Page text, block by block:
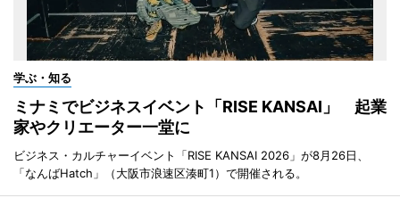
学ぶ・知る
ミナミでビジネスイベント「RISE KANSAI」 起業
家やクリエーター一堂に
ビジネス・カルチャーイベント「RISE KANSAI 2026」が8月26日、
「なんばHatch」（大阪市浪速区湊町1）で開催される。